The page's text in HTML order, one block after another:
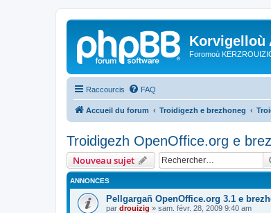
Korvigelloù
Foromoù
Raccourcis FAQ
Accueil du forum Troidigezh e brezhoneg
Troidigezh OpenOffice.org e
Nouveau sujet
ANNONCES
Pellgargañ OpenOffice.org 3.1 e
par drouizig » sam. févr. 28, 2009 9:40 am